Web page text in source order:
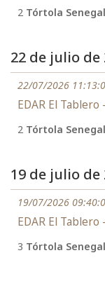
2 Tórtola
22 de julio de
22/07/2026
EDAR El Tablero -
2 Tórtola
19 de julio de
19/07/2026
EDAR El Tablero -
3 Tórtola